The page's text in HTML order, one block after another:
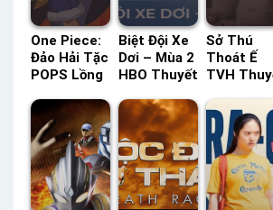
One Piece:
Đảo Hải Tặc
POPS Lồng
Status:
1017 / ??
Lồng Tiếng
Biệt Đội Xe
Dơi – Mùa 2
HBO Thuyết
Status: 37 /
37 Thuyết
Minh
Sở Thú
Thoát Ế
TVH
Status:
Thuyết
Minh